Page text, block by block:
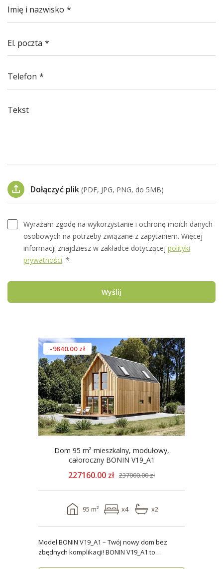
Imię i nazwisko
El. poczta
Telefon
Tekst
Dołączyć plik (PDF, JPG, PNG, do 5MB)
Wyrażam zgodę na wykorzystanie i ochronę moich danych
osobowych na potrzeby związane z zapytaniem. Więcej
informacji znajdziesz w zakładce dotyczącej polityki
prywatności. *
Wyślij
-9840.00 zł
Dom 95 m² mieszkalny, modułowy,
całoroczny BONIN V19_A1
227160.00 zł 237000.00 zł
95 m² x4 x2
Model BONIN V19_A1 – Twój nowy dom bez
zbędnych komplikacji! BONIN V19_A1 to